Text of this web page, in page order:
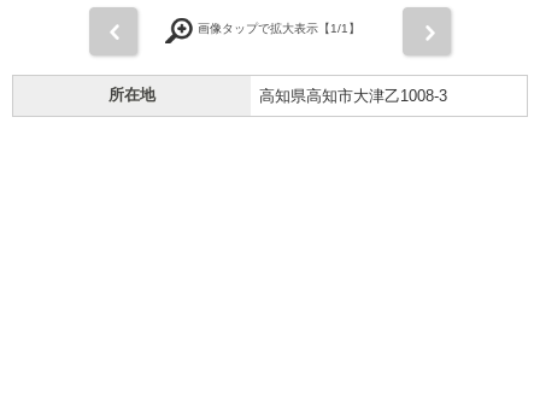
画像タップで拡大表示【1/1】
所在地 高知県高知市大津乙1008-3